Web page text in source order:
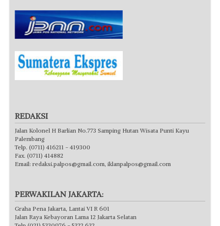
REDAKSI
Jalan Kolonel H Barlian No.773 Samping Hutan Wisata Punti Kayu
Palembang
Telp. (0711) 416211 - 419300
Fax. (0711) 414882
Email: redaksi.palpos@gmail.com, iklanpalpos@gmail.com
PERWAKILAN JAKARTA:
Graha Pena Jakarta, Lantai VI R 601
Jalan Raya Kebayoran Lama 12 Jakarta Selatan